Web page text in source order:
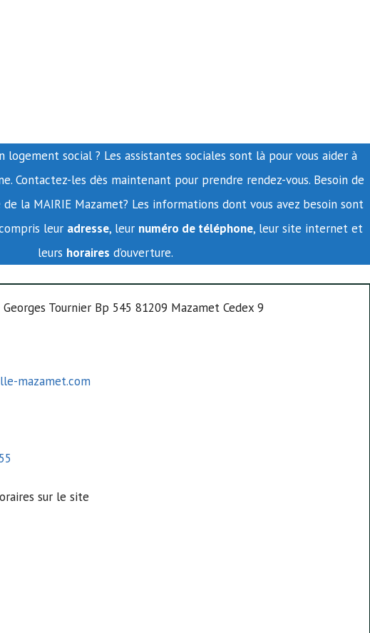
logement social ? Les assistantes sociales sont là pour vous aider à
Contactez-les dès maintenant pour prendre rendez-vous. Besoin de
de la MAIRIE Mazamet? Les informations dont vous avez besoin sont
leur adresse, leur numéro de téléphone, leur site internet et
leurs horaires d’ouverture.
Tournier Bp 545 81209 Mazamet Cedex 9
mazamet.com
sur le site